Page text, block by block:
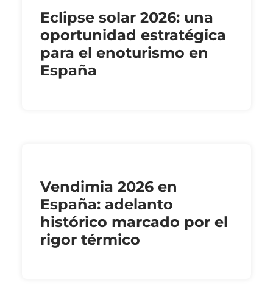
Eclipse solar 2026: una
oportunidad estratégica
para el enoturismo en
España
Vendimia 2026 en
España: adelanto
histórico marcado por el
rigor térmico